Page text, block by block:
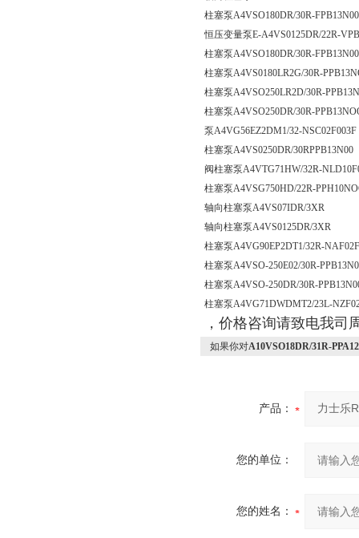
柱塞泵A4VSO180DR/30R-FPB13N00
恒压变量泵E-A4VS0125DR/22R-
柱塞泵A4VSO180DR/30R-
柱塞泵A4VS0180LR2G/30R-
柱塞泵A4VSO250LR2D/30R-
柱塞泵A4VSO250DR/30R-
泵A4VG56EZ2DM1/32-NSC02F003F
柱塞泵A4VS0250DR/30RPPB13N00
阀柱塞泵A4VTG71HW/32R-
柱塞泵A4VSG750HD/22R-
轴向柱塞泵A4VS07IDR/3XR
轴向柱塞泵A4VS0125DR/3XR
柱塞泵A4VG90EP2DT1/32R-
柱塞泵A4VSO-250E02/30R-
柱塞泵A4VSO-250DR/30R-
柱塞泵A4VG71DWDMT2/23L-
，价格咨询请致电我司
如果你对A10VSO18DR/31R-
产品：
您的单位：
您的姓名：